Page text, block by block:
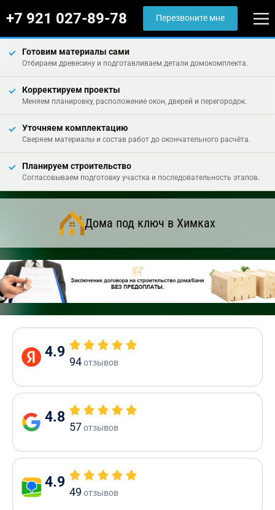
+7 921 027-89-78 Перезвоните мне
Готовим материалы сами
Отбираем древесину и подготавливаем детали домокомплекта.
Корректируем проекты
Меняем планировку, расположение окон, дверей и перегородок.
Уточняем комплектацию
Сверяем материалы и состав работ до окончательного расчёта.
Планируем строительство
Согласовываем подготовку участка и последовательность этапов.
Дома под ключ в Химках
4.9
94отзывов
4.8
57отзывов
4.9
49 отзывов